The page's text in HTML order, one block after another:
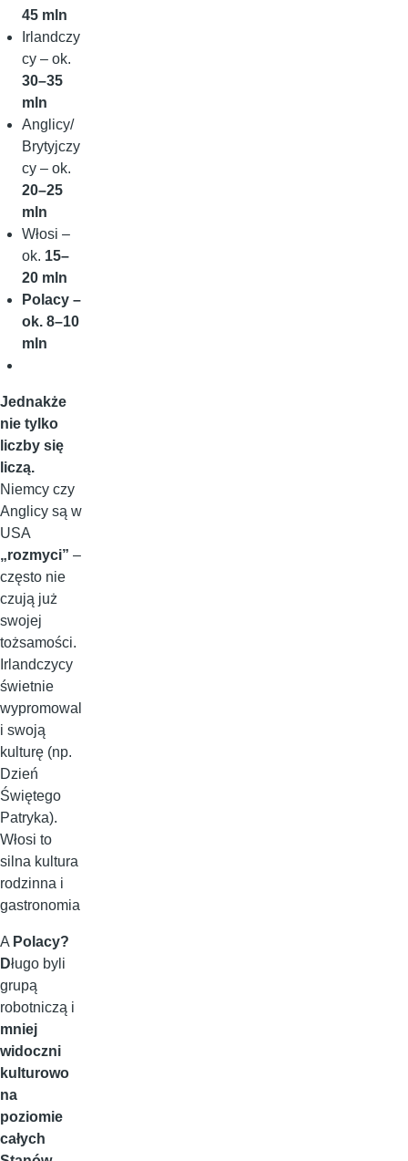
45 mln
Irlandczy
cy – ok.
30–35
mln
Anglicy/
Brytyjczy
cy – ok.
20–25
mln
Włosi –
ok. 15–
20 mln
Polacy –
ok. 8–10
mln
Jednakże
nie tylko
liczby się
liczą.
Niemcy czy
Anglicy są w
USA
„rozmyci” –
często nie
czują już
swojej
tożsamości.
Irlandczycy
świetnie
wypromowal
i swoją
kulturę (np.
Dzień
Świętego
Patryka).
Włosi to
silna kultura
rodzinna i
gastronomia
A Polacy?
Długo byli
grupą
robotniczą i
mniej
widoczni
kulturowo
na
poziomie
całych